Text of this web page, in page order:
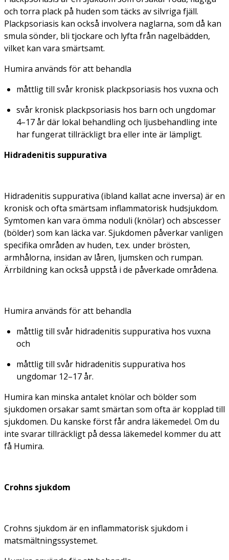
och torra plack på huden som täcks av silvriga fjäll.
Plackpsoriasis kan också involvera naglarna, som då kan
smula sönder, bli tjockare och lyfta från nagelbädden,
vilket kan vara smärtsamt.
Humira används för att behandla
måttlig till svår kronisk plackpsoriasis hos vuxna och
svår kronisk plackpsoriasis hos barn och ungdomar
4–17 år där lokal behandling och ljusbehandling inte
har fungerat tillräckligt bra eller inte är lämpligt.
Hidradenitis suppurativa
Hidradenitis suppurativa (ibland kallat acne inversa) är en
kronisk och ofta smärtsam inflammatorisk hudsjukdom.
Symtomen kan vara ömma noduli (knölar) och abscesser
(bölder) som kan läcka var. Sjukdomen påverkar vanligen
specifika områden av huden, t.ex. under brösten,
armhålorna, insidan av låren, ljumsken och rumpan.
Ärrbildning kan också uppstå i de påverkade områdena.
Humira används för att behandla
måttlig till svår hidradenitis suppurativa hos vuxna
och
måttlig till svår hidradenitis suppurativa hos
ungdomar 12–17 år.
Humira kan minska antalet knölar och bölder som
sjukdomen orsakar samt smärtan som ofta är kopplad till
sjukdomen. Du kanske först får andra läkemedel. Om du
inte svarar tillräckligt på dessa läkemedel kommer du att
få Humira.
Crohns sjukdom
Crohns sjukdom är en inflammatorisk sjukdom i
matsmältningssystemet.